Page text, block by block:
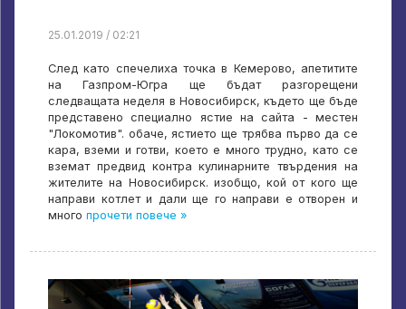
25.01.2019 / 02:21
След като спечелиха точка в Кемерово, апетитите
на Газпром-Югра ще бъдат разгорещени
следващата неделя в Новосибирск, където ще бъде
представено специално ястие на сайта - местен
"Локомотив". обаче, ястието ще трябва първо да се
кара, вземи и готви, което е много трудно, като се
вземат предвид контра кулинарните твърдения на
жителите на Новосибирск. изобщо, кой от кого ще
направи котлет и дали ще го направи е отворен и
много прочети повече »